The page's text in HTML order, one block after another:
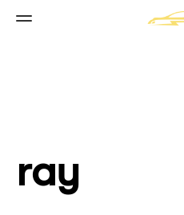
Skip to content
ray